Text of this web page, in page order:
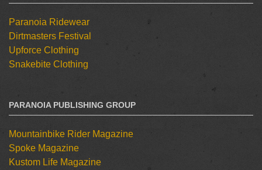
Paranoia Ridewear
Dirtmasters Festival
Upforce Clothing
Snakebite Clothing
PARANOIA PUBLISHING GROUP
Mountainbike Rider Magazine
Spoke Magazine
Kustom Life Magazine